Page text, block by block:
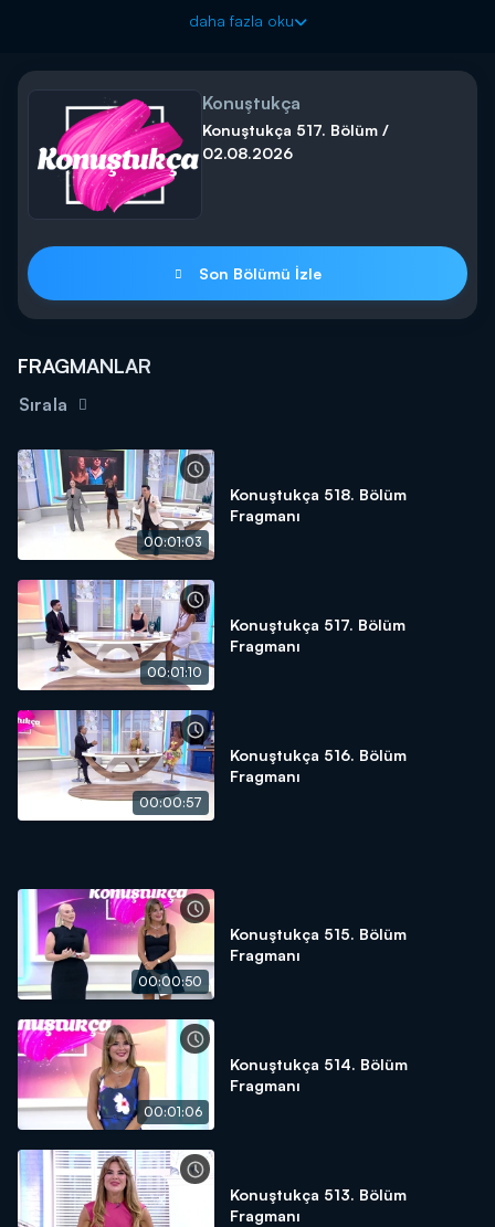
Özlem Yıldız ve Uzman Estetisyen Ezgi Maraşlı’nın sunumu
Kanal D'de!
daha fazla oku
Konuştukça
Konuştukça 517. Bölüm /
02.08.2026
Son Bölümü İzle
FRAGMANLAR
Sırala
00:01:03
Konuştukça 518. Bölüm
Fragmanı
00:01:10
Konuştukça 517. Bölüm
Fragmanı
00:00:57
Konuştukça 516. Bölüm
Fragmanı
00:00:50
Konuştukça 515. Bölüm
Fragmanı
00:01:06
Konuştukça 514. Bölüm
Fragmanı
Konuştukça 513. Bölüm
Fragmanı